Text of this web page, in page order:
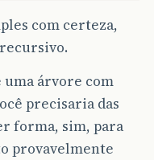
com certeza,
uma árvore com
precisaria das
forma, sim, para
provavelmente